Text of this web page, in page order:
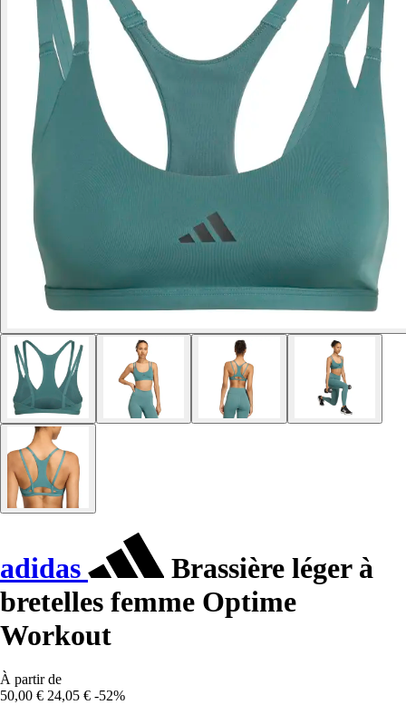
adidas
Brassière léger à
bretelles femme Optime
Workout
À partir de
50,00 € 24,05 € -52%